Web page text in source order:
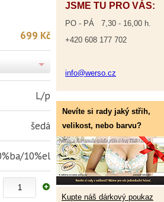
JSME TU PRO VÁS:
PO - PÁ 7,30 - 16,00 h.
+420 608 177 702
info@werso.cz
Nevíte si rady jaký střih,
velikost, nebo barvu?
Kupte náš dárkový poukaz
699 Kč
L/p
šedá
10%el